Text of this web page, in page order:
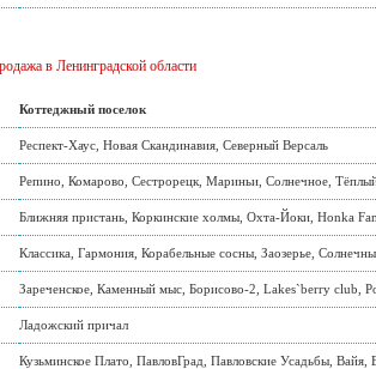
в Ленинградской области
Коттеджный поселок
Респект-Хаус Новая Скандинавия Северный Версаль
Репино Комарово Сестрорецк Мариньи Солнечное
Ближняя пристань Коркинские холмы Охта-Йоки Honka
Классика Гармония Корабельные сосны Заозерье
Зареченское Каменный мыс Борисово-2 Lakes`berry club
Ладожский причал
Кузьминское Плато ПавловГрад Павловские Усадьбы Вайя